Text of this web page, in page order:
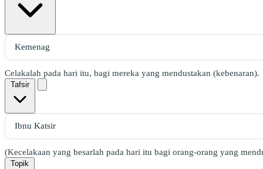
Celakalah pada hari itu, bagi mereka yang mendustakan (kebenaran).
Tafsir
(Kecelakaan yang besarlah pada hari itu bagi orang-orang yang
Topik